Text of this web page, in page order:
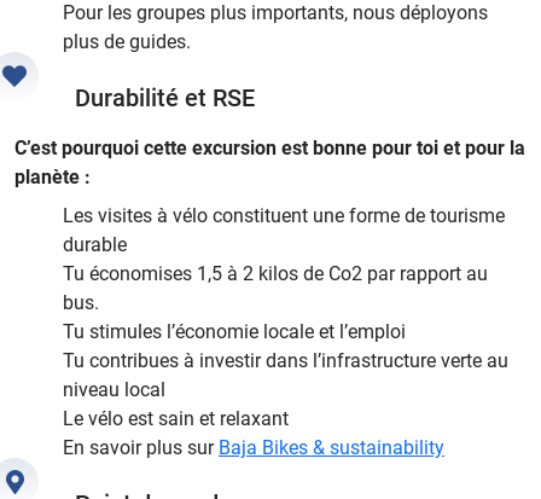
Pour les groupes plus importants, nous déployons
plus de guides.
Durabilité et RSE
C’est pourquoi cette excursion est bonne pour toi et pour la
planète :
Les visites à vélo constituent une forme de tourisme
durable
Tu économises 1,5 à 2 kilos de Co2 par rapport au
bus.
Tu stimules l’économie locale et l’emploi
Tu contribues à investir dans l’infrastructure verte au
niveau local
Le vélo est sain et relaxant
En savoir plus sur Baja Bikes & sustainability